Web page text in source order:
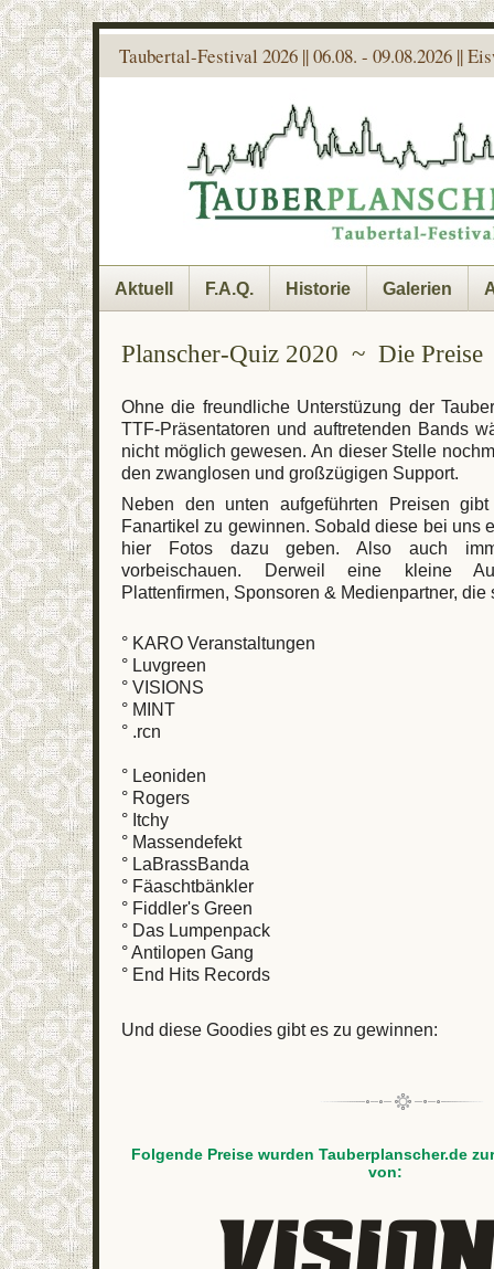
Taubertal-Festival 2026 || 06.08. - 09.08.2026 ||
Aktuell F.A.Q. Historie Galerien
Planscher-Quiz 2020 ~ Die Preise
Ohne die freundliche Unterstüzung der
TTF-Präsentatoren und auftretenden Bands
nicht möglich gewesen. An dieser Stelle
den zwanglosen und großzügigen Support.
Neben den unten aufgeführten Preisen
Fanartikel zu gewinnen. Sobald diese bei uns
hier Fotos dazu geben. Also auch
vorbeischauen. Derweil eine kleine
Plattenfirmen, Sponsoren & Medienpartner, die
° KARO Veranstaltungen
° Luvgreen
° VISIONS
° MINT
° .rcn
° Leoniden
° Rogers
° Itchy
° Massendefekt
° LaBrassBanda
° Fäaschtbänkler
° Fiddler's Green
° Das Lumpenpack
° Antilopen Gang
° End Hits Records
Und diese Goodies gibt es zu gewinnen:
Folgende Preise wurden Tauberplanscher.de
von: